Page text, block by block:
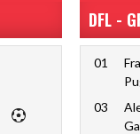
DFL -
01
03